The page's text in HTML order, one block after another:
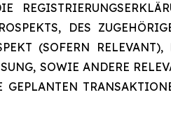
DES
(SOFERN
SOWIE ANDERE